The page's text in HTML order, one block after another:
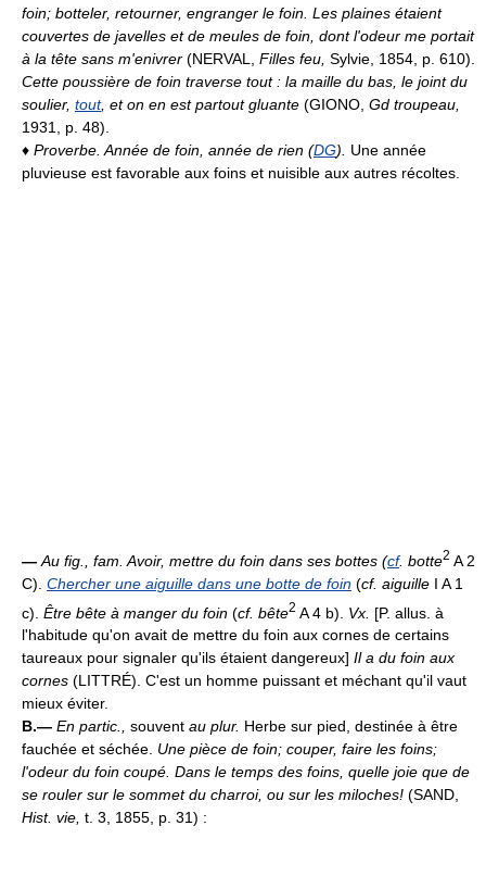
foin; botteler, retourner, engranger le foin. Les plaines étaient
couvertes de javelles et de meules de foin, dont l'odeur me portait
à la tête sans m'enivrer (NERVAL, Filles feu, Sylvie, 1854, p. 610).
Cette poussière de foin traverse tout : la maille du bas, le joint du
soulier, tout, et on en est partout gluante (GIONO, Gd troupeau,
1931, p. 48).
♦ Proverbe. Année de foin, année de rien (DG). Une année
pluvieuse est favorable aux foins et nuisible aux autres récoltes.
— Au fig., fam. Avoir, mettre du foin dans ses bottes (cf. botte2 A 2
C). Chercher une aiguille dans une botte de foin (cf. aiguille I A 1
c). Être bête à manger du foin (cf. bête2 A 4 b). Vx. [P. allus. à
l'habitude qu'on avait de mettre du foin aux cornes de certains
taureaux pour signaler qu'ils étaient dangereux] Il a du foin aux
cornes (LITTRÉ). C'est un homme puissant et méchant qu'il vaut
mieux éviter.
B.— En partic., souvent au plur. Herbe sur pied, destinée à être
fauchée et séchée. Une pièce de foin; couper, faire les foins;
l'odeur du foin coupé. Dans le temps des foins, quelle joie que de
se rouler sur le sommet du charroi, ou sur les miloches! (SAND,
Hist. vie, t. 3, 1855, p. 31) :